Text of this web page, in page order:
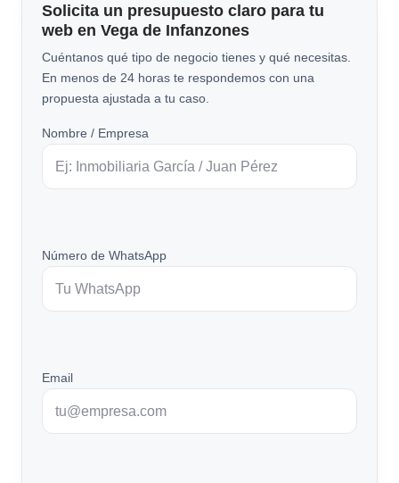
Solicita un presupuesto claro para tu
web en Vega de Infanzones
Cuéntanos qué tipo de negocio tienes y qué necesitas.
En menos de 24 horas te respondemos con una
propuesta ajustada a tu caso.
Nombre / Empresa
Número de WhatsApp
Email